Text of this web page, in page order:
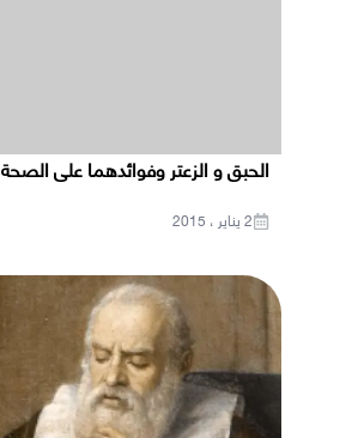
الحبق و الزعتر وفوائدهما على الصحة
2 يناير ، 2015